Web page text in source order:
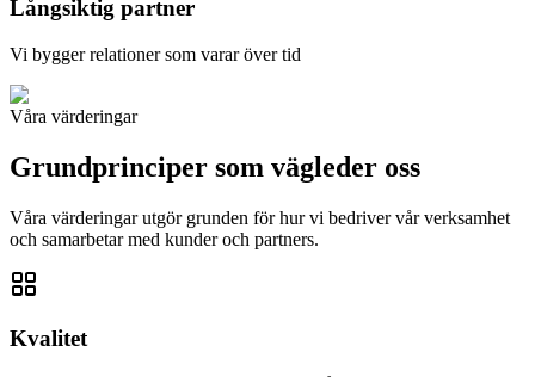
Långsiktig partner
Vi bygger relationer som varar över tid
Våra värderingar
Grundprinciper som vägleder oss
Våra värderingar utgör grunden för hur vi bedriver vår verksamhet
och samarbetar med kunder och partners.
Kvalitet